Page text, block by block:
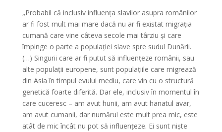
„Probabil că inclusiv influența slavilor asupra românilor
ar fi fost mult mai mare dacă nu ar fi existat migrația
cumană care vine câteva secole mai târziu și care
împinge o parte a populației slave spre sudul Dunării.
(…) Singurii care ar fi putut să influențeze românii, sau
alte populații europene, sunt populațiile care migrează
din Asia în timpul evului mediu, care vin cu o structură
genetică foarte diferită. Dar ele, inclusiv în momentul în
care cuceresc – am avut hunii, am avut hanatul avar,
am avut cumanii, dar numărul este mult prea mic, este
atât de mic încât nu pot să influențeze. Ei sunt niște